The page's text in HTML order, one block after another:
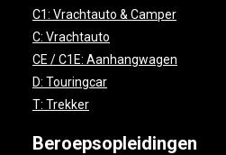
C1: Vrachtauto & Camper
C: Vrachtauto
CE / C1E: Aanhangwagen
D: Touringcar
T: Trekker
Beroepsopleidingen